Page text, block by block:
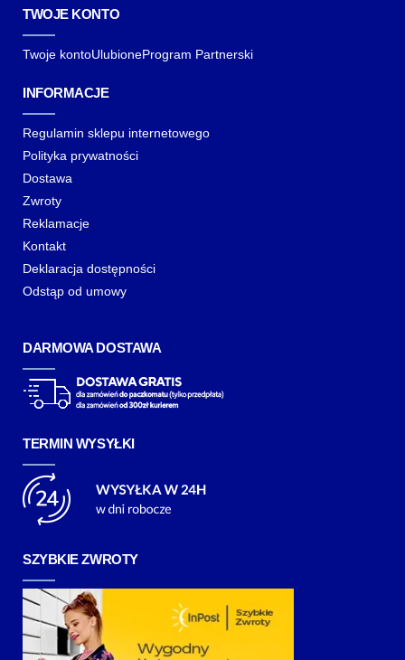
TWOJE KONTO
Twoje kontoUlubioneProgram Partnerski
INFORMACJE
Regulamin sklepu internetowego
Polityka prywatności
Dostawa
Zwroty
Reklamacje
Kontakt
Deklaracja dostępności
Odstąp od umowy
DARMOWA DOSTAWA
TERMIN WYSYŁKI
SZYBKIE ZWROTY